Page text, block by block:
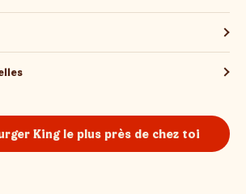
King le plus près de chez toi